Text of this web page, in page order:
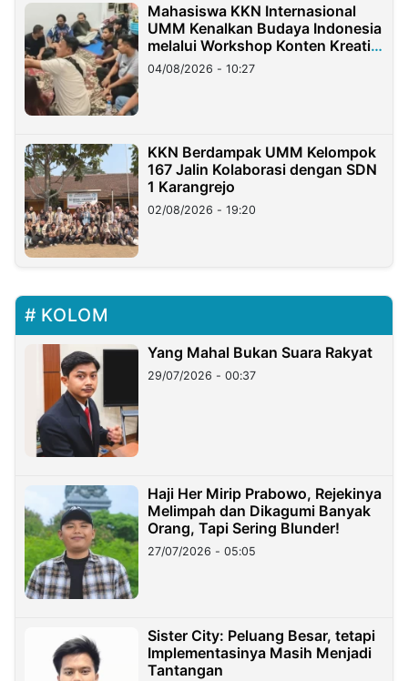
Mahasiswa KKN Internasional
UMM Kenalkan Budaya Indonesia
melalui Workshop Konten Kreatif
di Taiwan
04/08/2026 - 10:27
KKN Berdampak UMM Kelompok
167 Jalin Kolaborasi dengan SDN
1 Karangrejo
02/08/2026 - 19:20
KOLOM
Yang Mahal Bukan Suara Rakyat
29/07/2026 - 00:37
Haji Her Mirip Prabowo, Rejekinya
Melimpah dan Dikagumi Banyak
Orang, Tapi Sering Blunder!
27/07/2026 - 05:05
Sister City: Peluang Besar, tetapi
Implementasinya Masih Menjadi
Tantangan